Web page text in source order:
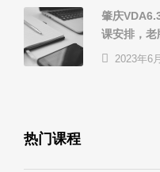
肇庆
课安排，老
2023年6
热门课程